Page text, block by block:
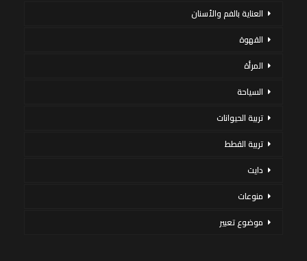
العناية بالفم والأسنان
القهوة
المرأة
السياحة
تربية الحيوانات
تربية القطط
دايت
منوعات
موضوع تعبير